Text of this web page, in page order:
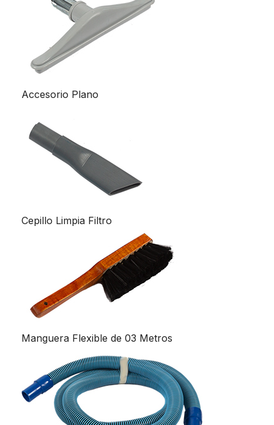
Accesorio Plano
Cepillo Limpia Filtro
Manguera Flexible de 03 Metros